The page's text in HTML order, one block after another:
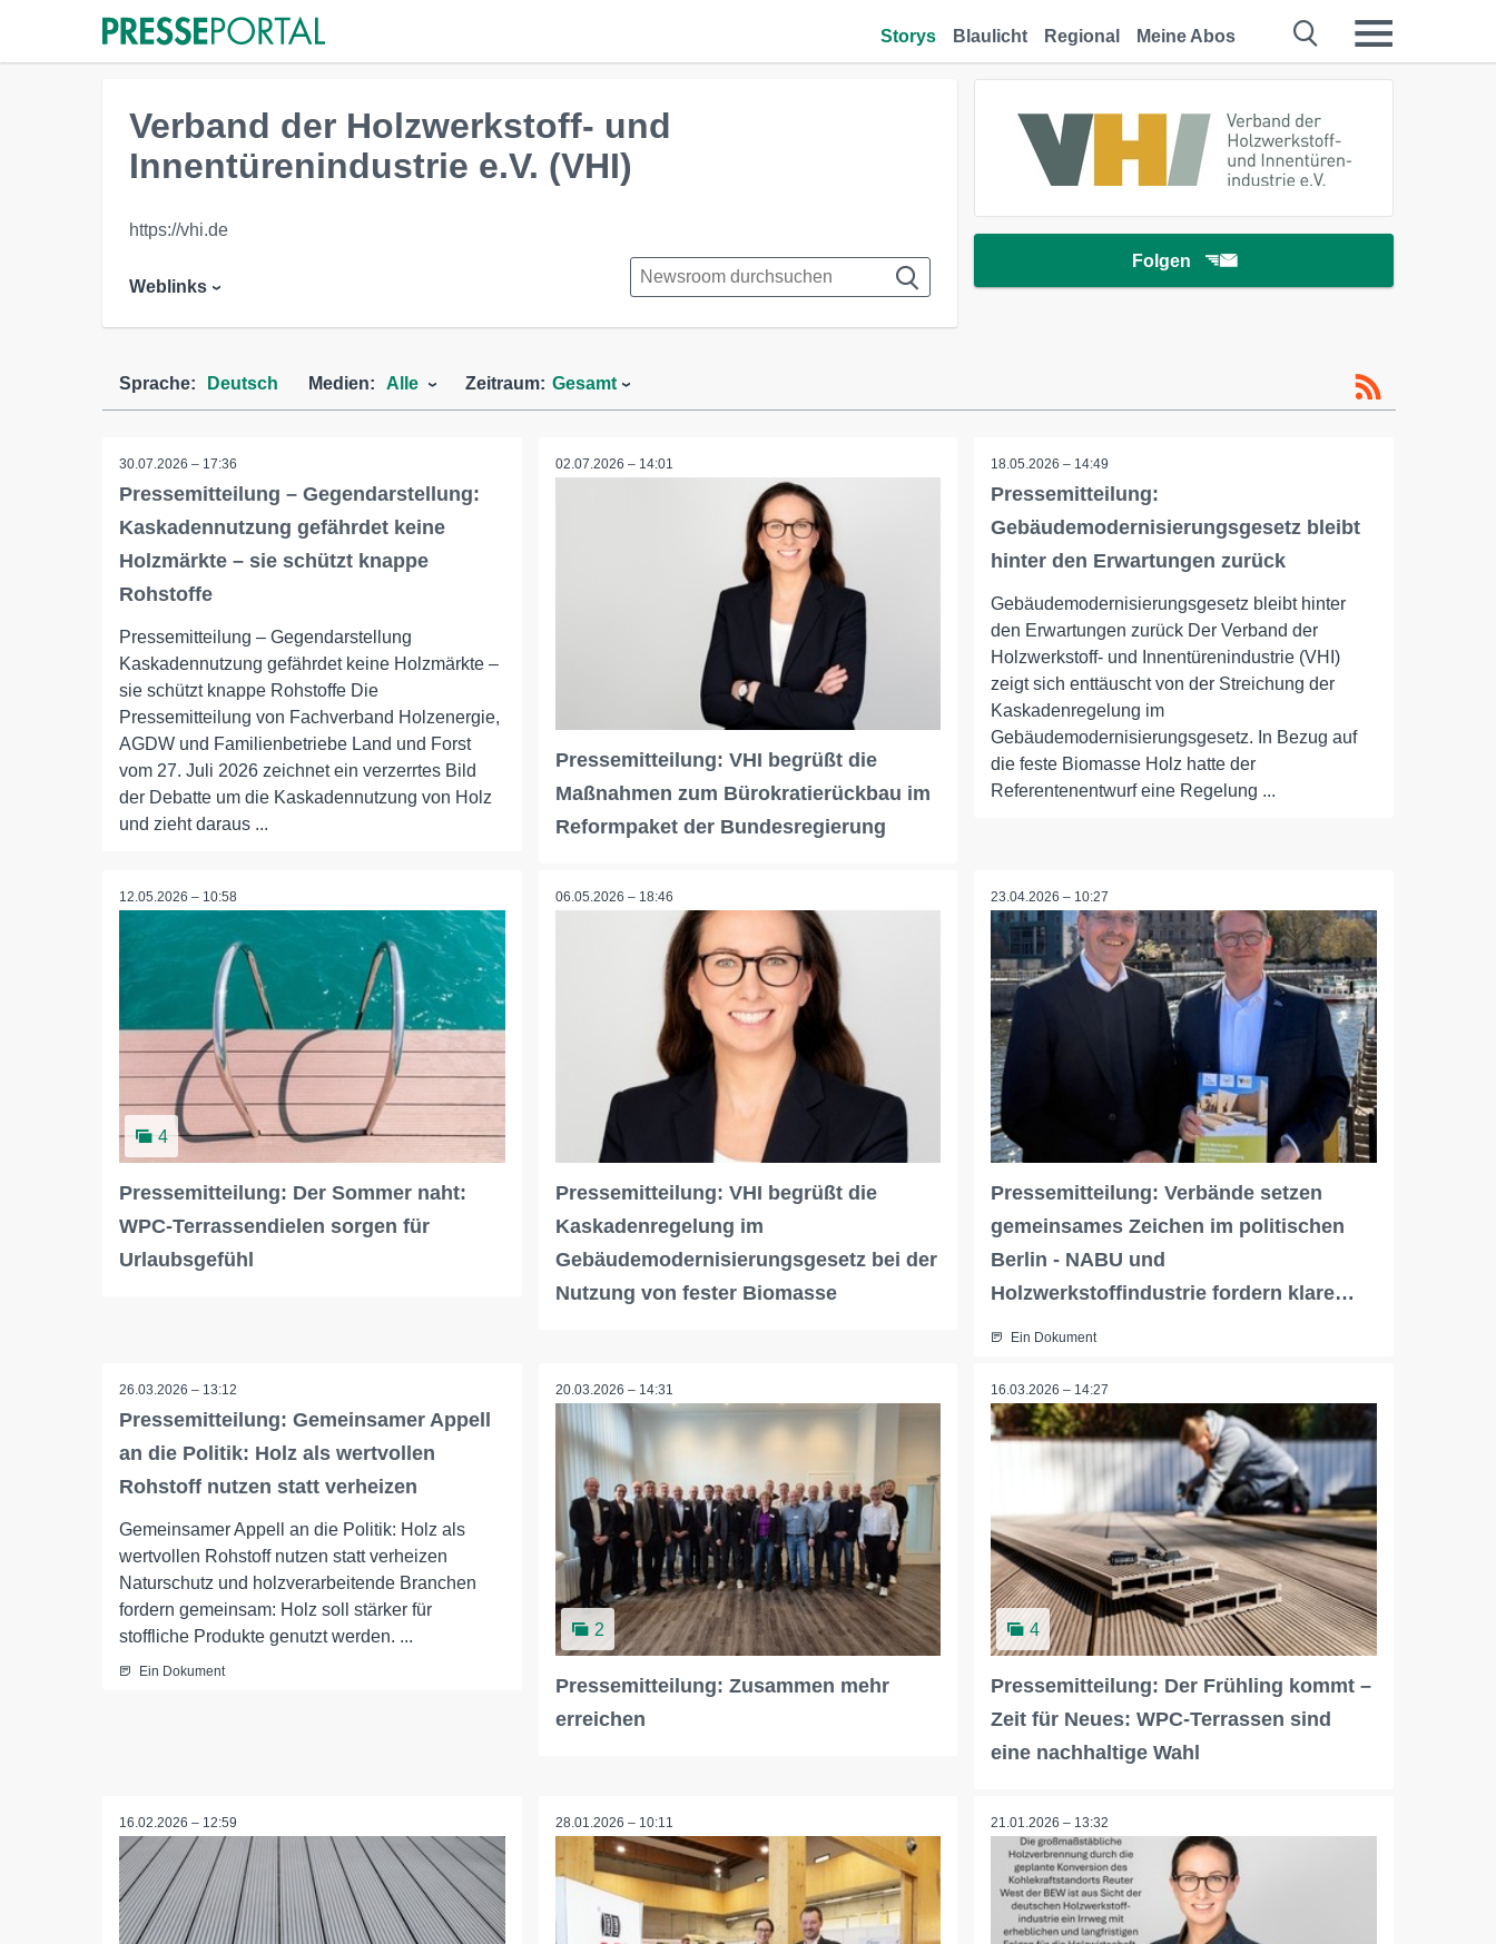
Storys Blaulicht Regional Meine Abos
Folgen
Verband der Holzwerkstoff- und
Innentürenindustrie e.V. (VHI)
https://vhi.de
Weblinks
Sprache: Deutsch Medien: Alle Zeitraum: Gesamt
30.07.2026 – 17:36
Pressemitteilung – Gegendarstellung:
Kaskadennutzung gefährdet keine
Holzmärkte – sie schützt knappe
Rohstoffe
Pressemitteilung – Gegendarstellung
Kaskadennutzung gefährdet keine Holzmärkte –
sie schützt knappe Rohstoffe Die
Pressemitteilung von Fachverband Holzenergie,
AGDW und Familienbetriebe Land und Forst
vom 27. Juli 2026 zeichnet ein verzerrtes Bild
der Debatte um die Kaskadennutzung von Holz
und zieht daraus ...
02.07.2026 – 14:01
Pressemitteilung: VHI begrüßt die
Maßnahmen zum Bürokratierückbau im
Reformpaket der Bundesregierung
18.05.2026 – 14:49
Pressemitteilung:
Gebäudemodernisierungsgesetz bleibt
hinter den Erwartungen zurück
Gebäudemodernisierungsgesetz bleibt hinter
den Erwartungen zurück Der Verband der
Holzwerkstoff- und Innentürenindustrie (VHI)
zeigt sich enttäuscht von der Streichung der
Kaskadenregelung im
Gebäudemodernisierungsgesetz. In Bezug auf
die feste Biomasse Holz hatte der
Referentenentwurf eine Regelung ...
12.05.2026 – 10:58
4
Pressemitteilung: Der Sommer naht:
WPC-Terrassendielen sorgen für
Urlaubsgefühl
06.05.2026 – 18:46
Pressemitteilung: VHI begrüßt die
Kaskadenregelung im
Gebäudemodernisierungsgesetz bei der
Nutzung von fester Biomasse
23.04.2026 – 10:27
Pressemitteilung: Verbände setzen
gemeinsames Zeichen im politischen
Berlin - NABU und
Holzwerkstoffindustrie fordern klare…
Ein Dokument
26.03.2026 – 13:12
Pressemitteilung: Gemeinsamer Appell
an die Politik: Holz als wertvollen
Rohstoff nutzen statt verheizen
Gemeinsamer Appell an die Politik: Holz als
wertvollen Rohstoff nutzen statt verheizen
Naturschutz und holzverarbeitende Branchen
fordern gemeinsam: Holz soll stärker für
stoffliche Produkte genutzt werden. ...
Ein Dokument
20.03.2026 – 14:31
2
Pressemitteilung: Zusammen mehr
erreichen
16.03.2026 – 14:27
4
Pressemitteilung: Der Frühling kommt –
Zeit für Neues: WPC-Terrassen sind
eine nachhaltige Wahl
16.02.2026 – 12:59 28.01.2026 – 10:11 21.01.2026 – 13:32